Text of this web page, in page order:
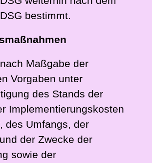
bestimmt.
Maßgabe der
Vorgaben unter
des Stands der
Implementierungskosten
des Umfangs, der
der Zwecke der
sowie der